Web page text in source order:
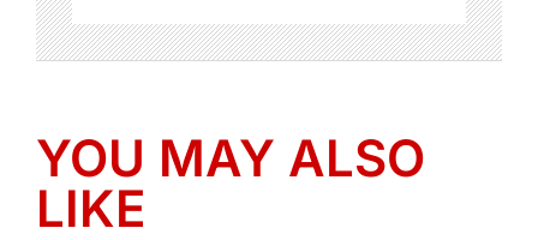
YOU MAY ALSO
LIKE